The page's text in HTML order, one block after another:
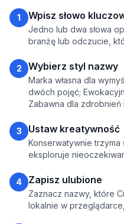
1 Wpisz słowo
Jedno lub dwa słowa
branżę lub odczucie,
2 Wybierz styl nazwy
Marka własna dla
dwóch pojęć;
Zabawna dla zdrobnień
3 Ustaw kreatywność
Konserwatywnie trzyma
eksploruje
4 Zapisz ulubione
Zaznacz nazwy, które
lokalnie w